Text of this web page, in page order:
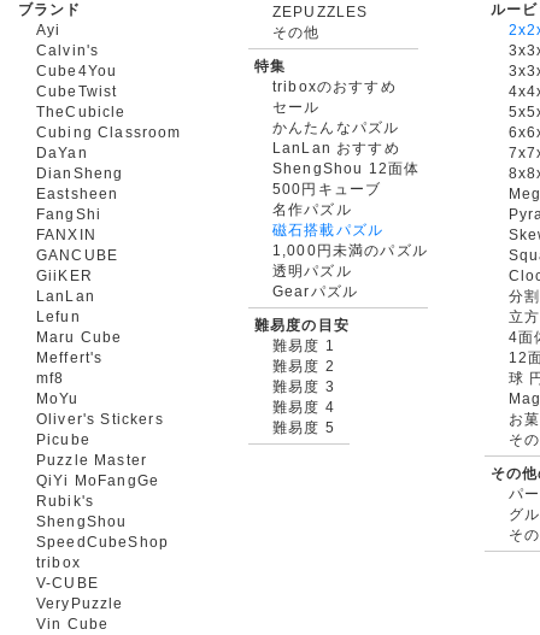
ブランド
Ayi
Calvin's
Cube4You
CubeTwist
TheCubicle
Cubing Classroom
DaYan
DianSheng
Eastsheen
FangShi
FANXIN
GANCUBE
GiiKER
LanLan
Lefun
Maru Cube
Meffert's
mf8
MoYu
Oliver's Stickers
Picube
Puzzle Master
QiYi MoFangGe
Rubik's
ShengShou
SpeedCubeShop
tribox
V-CUBE
VeryPuzzle
Vin Cube
ZEPUZZLES
その他
特集
triboxのおすすめ
セール
かんたんなパズル
LanLan おすすめ
ShengShou 12面体
500円キューブ
名作パズル
磁石搭載パズル
1,000円未満のパズル
透明パズル
Gearパズル
難易度の目安
難易度 1
難易度 2
難易度 3
難易度 4
難易度 5
ルー
分
立
4面
12
球
お
そ
その
パ
グ
そ